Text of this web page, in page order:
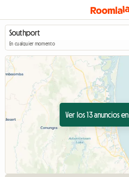
En cualquier momento
Ver los 13 anuncios